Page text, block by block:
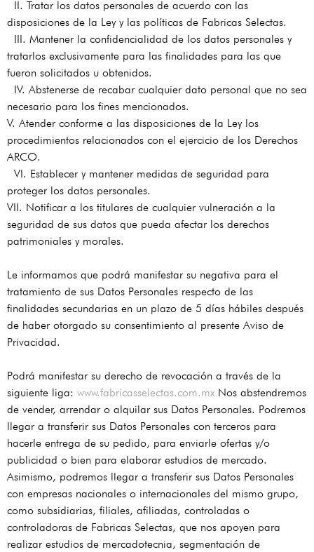
II. Tratar los datos personales de acuerdo con las
disposiciones de la Ley y las políticas de Fabricas Selectas.
III. Mantener la confidencialidad de los datos personales y
tratarlos exclusivamente para las finalidades para las que
fueron solicitados u obtenidos.
IV. Abstenerse de recabar cualquier dato personal que no sea
necesario para los fines mencionados.
V. Atender conforme a las disposiciones de la Ley los
procedimientos relacionados con el ejercicio de los Derechos
ARCO.
VI. Establecer y mantener medidas de seguridad para
proteger los datos personales.
VII. Notificar a los titulares de cualquier vulneración a la
seguridad de sus datos que pueda afectar los derechos
patrimoniales y morales.
Le informamos que podrá manifestar su negativa para el
tratamiento de sus Datos Personales respecto de las
finalidades secundarias en un plazo de 5 días hábiles después
de haber otorgado su consentimiento al presente Aviso de
Privacidad.
Podrá manifestar su derecho de revocación a través de la
siguiente liga: www.fabricasselectas.com.mx Nos abstendremos
de vender, arrendar o alquilar sus Datos Personales. Podremos
llegar a transferir sus Datos Personales con terceros para
hacerle entrega de su pedido, para enviarle ofertas y/o
publicidad o bien para elaborar estudios de mercado.
Asimismo, podremos llegar a transferir sus Datos Personales
con empresas nacionales o internacionales del mismo grupo,
como subsidiarias, filiales, afiliadas, controladas o
controladoras de Fabricas Selectas, que nos apoyen para
realizar estudios de mercadotecnia, segmentación de